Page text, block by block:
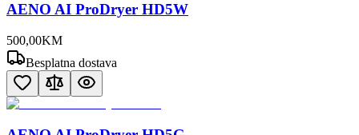
AENO AI ProDryer HD5W
500,00KM
Besplatna dostava